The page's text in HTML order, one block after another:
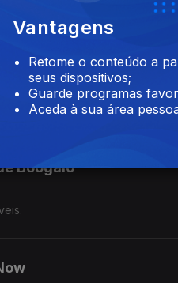
Boogalo
Vantagens
Retome o conteúdo a
seus dispositivos;
Guarde programas
Aceda à sua área